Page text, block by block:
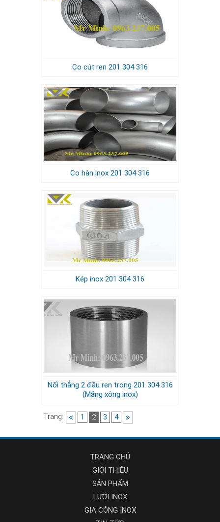
Co cút ren 201 304 316
Co hàn inox 201 304 316
Kép inox 201 304 316
Nối thẳng 2 đầu ren trong 201 304 316
(Măng xông inox)
Trang: 1 2 3 4
TRANG CHỦ
GIỚI THIỆU
SẢN PHẨM
LƯỚI INOX
GIA CÔNG INOX